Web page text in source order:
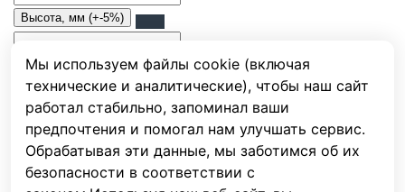
Мы используем файлы cookie (включая
технические и аналитические), чтобы наш сайт
работал стабильно, запоминал ваши
предпочтения и помогал нам улучшать сервис.
Обрабатывая эти данные, мы заботимся об их
безопасности в соответствии с
Высота, мм (+-5%)
Высота с клеммами, мм (+-5%)
Вес, кг.
от до